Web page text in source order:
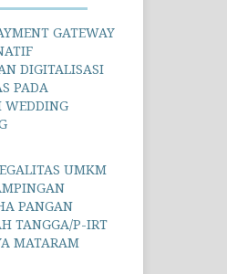
GATEWAY
DIGITALISASI
PADA
WEDDING
UMKM
PANGAN
TANGGA/P-IRT
MATARAM